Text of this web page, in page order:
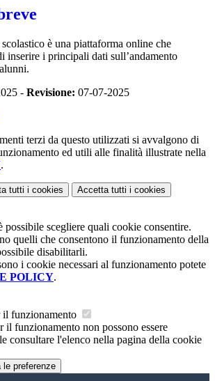
è una piattaforma online che
inserire i principali dati sull’andamento
- Revisione: 07-07-2025
terzi da questo utilizzati si avvalgono di
ed utili alle finalità illustrate nella
.
tutti i cookies Accetta tutti i cookies
possibile scegliere quali cookie consentire.
quelli che consentono il funzionamento della
disabilitarli.
i cookie necessari al funzionamento potete
POLICY.
il funzionamento
il funzionamento non possono essere
consultare l'elenco nella pagina della cookie
le preferenze